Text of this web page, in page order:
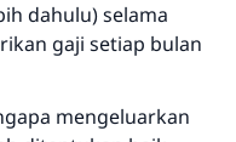
dahulu) selama
gaji setiap bulan
mengeluarkan